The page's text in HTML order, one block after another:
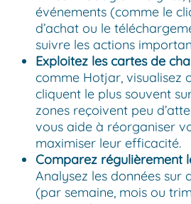
événements (comme le
d’achat ou le
suivre les actions
Exploitez les cartes de
comme Hotjar, visualisez
cliquent le plus souvent
zones reçoivent peu
vous aide à réorganiser
maximiser leur efficacité.
Comparez régulièrement
Analysez les données sur
(par semaine, mois ou